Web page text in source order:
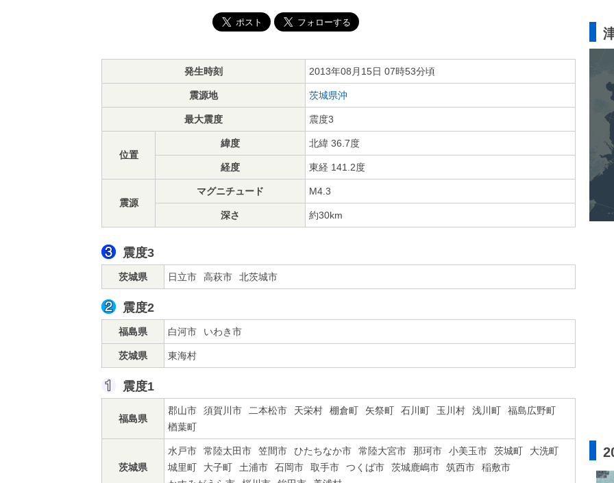
発生時刻 2013年08月15日 07時53分頃
震源地 茨城県沖
最大震度 震度3
位置
緯度 北緯 36.7度
経度 東経 141.2度
震源
マグニチュード M4.3
深さ 約30km
震度3
茨城県 日立市 高萩市 北茨城市
震度2
福島県 白河市 いわき市
茨城県 東海村
震度1
福島県
郡山市 須賀川市 二本松市 天栄村 棚倉町 矢祭町 石川町 玉川村 浅川町
福島広野町
楢葉町
茨城県
水戸市 常陸太田市 笠間市 ひたちなか市 常陸大宮市 那珂市 小美玉市 茨城町
大洗町
城里町
大子町 土浦市 石岡市 取手市 つくば市 茨城鹿嶋市 筑西市
稲敷市